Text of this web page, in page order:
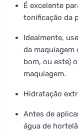
É excelente
tonificação da
Idealmente,
da
bom, ou este)
maquiagem.
Hidratação
Antes de
água de